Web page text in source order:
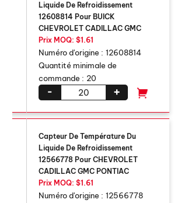
Liquide De Refroidissement
12608814 Pour BUICK
CHEVROLET CADILLAC GMC
Prix ​​MOQ: $1.61
Numéro d'origine : 12608814
Quantité minimale de
commande : 20
+
-
Capteur De Température Du
Liquide De Refroidissement
12566778 Pour CHEVROLET
CADILLAC GMC PONTIAC
Prix ​​MOQ: $1.61
Numéro d'origine : 12566778